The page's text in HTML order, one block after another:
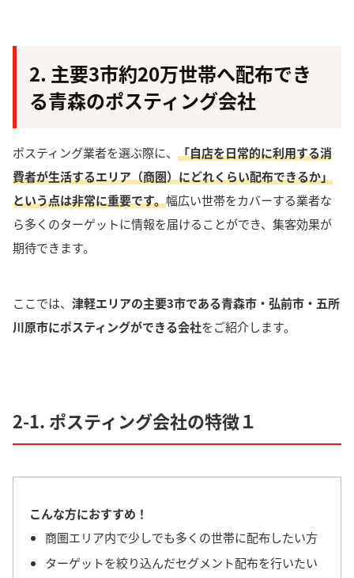
2. 主要3市約20万世帯へ配布でき
る青森のポスティング会社
ポスティング業者を選ぶ際に、 「自店を日常的に利用する消
費者が生活するエリア（商圏）にどれくらい配布できるか」
という点は非常に重要です。幅広い世帯をカバーする業者な
ら多くのターゲットに情報を届けることができ、集客効果が
期待できます。
ここでは、 津軽エリアの主要3市である青森市・弘前市・五所
川原市にポスティングができる会社をご紹介します。
2-1. ポスティング会社の特徴１
こんな方におすすめ！
商圏エリア内で少しでも多くの世帯に配布したい方
ターゲットを絞り込んだセグメント配布を行いたい